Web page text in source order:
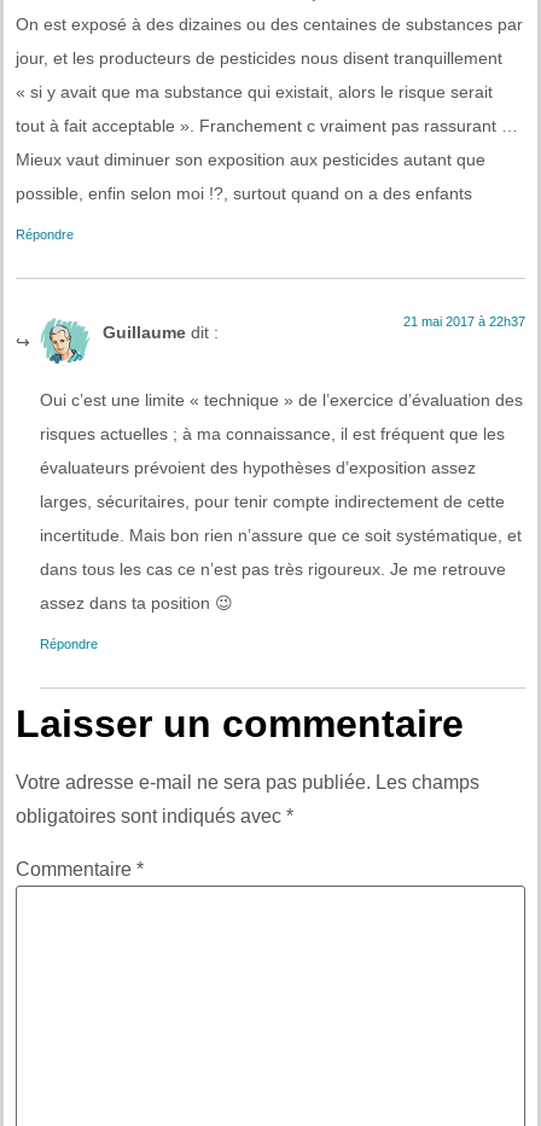
On est exposé à des dizaines ou des centaines de substances par
jour, et les producteurs de pesticides nous disent tranquillement
« si y avait que ma substance qui existait, alors le risque serait
tout à fait acceptable ». Franchement c vraiment pas rassurant …
Mieux vaut diminuer son exposition aux pesticides autant que
possible, enfin selon moi !?, surtout quand on a des enfants
Répondre
Guillaume dit :
21 mai 2017 à 22h37
Oui c’est une limite « technique » de l’exercice d’évaluation des
risques actuelles ; à ma connaissance, il est fréquent que les
évaluateurs prévoient des hypothèses d’exposition assez
larges, sécuritaires, pour tenir compte indirectement de cette
incertitude. Mais bon rien n’assure que ce soit systématique, et
dans tous les cas ce n’est pas très rigoureux. Je me retrouve
assez dans ta position 😉
Répondre
Laisser un commentaire
Votre adresse e-mail ne sera pas publiée. Les champs
obligatoires sont indiqués avec *
Commentaire *